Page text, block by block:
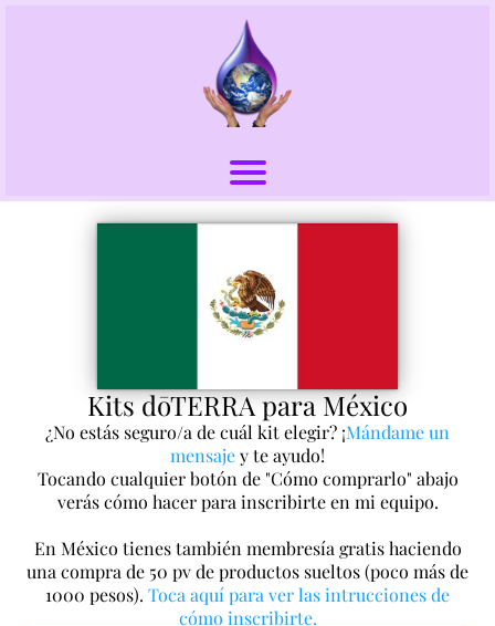
Kits dōTERRA para México
¿No estás seguro/a de cuál kit elegir? ¡Mándame un
mensajey te ayudo!
Tocando cualquier botón de "Cómo comprarlo" abajo
verás cómo hacer para inscribirte en mi equipo.
En México tienes también membresía gratis haciendo
una compra de 50 pv de productos sueltos (poco más de
1000 pesos). Toca aquí para ver las intrucciones de
cómo inscribirte.